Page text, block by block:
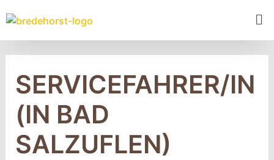
SERVICEFAHRER/IN
(IN BAD
SALZUFLEN)